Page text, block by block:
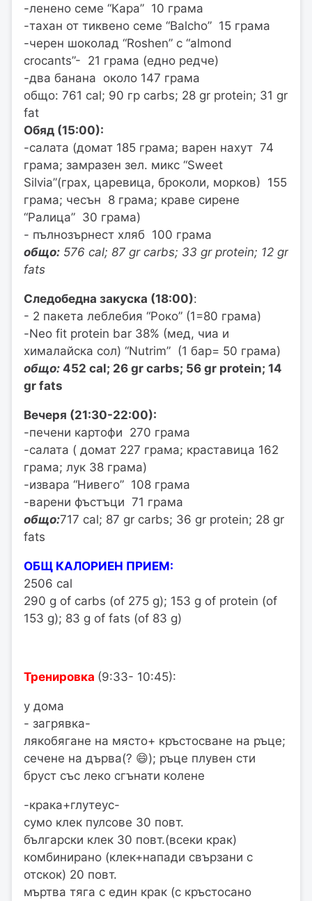
-ленено семе “Кара” 10 грама
-тахан от тиквено семе “Balcho” 15 грама
-черен шоколад “Roshen” с “almond
crocants”- 21 грама (едно редче)
-два банана около 147 грама
общо: 761 cal; 90 гр carbs; 28 gr protein; 31 gr
fat
Обяд (15:00):
-салата (домат 185 грама; варен нахут 74
грама; замразен зел. микс “Sweet
Silvia”(грах, царевица, броколи, морков) 155
грама; чесън 8 грама; краве сирене
“Ралица” 30 грама)
- пълнозърнест хляб 100 грама
общо: 576 cal; 87 gr carbs; 33 gr protein; 12 gr
fats
Следобедна закуска (18:00):
- 2 пакета леблебия “Роко” (1=80 грама)
-Neo fit protein bar 38% (мед, чиа и
хималайска сол) “Nutrim” (1 бар= 50 грама)
общо: 452 cal; 26 gr carbs; 56 gr protein; 14
gr fats
Вечеря (21:30-22:00):
-печени картофи 270 грама
-салата ( домат 227 грама; краставица 162
грама; лук 38 грама)
-извара “Нивего” 108 грама
-варени фъстъци 71 грама
общо:717 cal; 87 gr carbs; 36 gr protein; 28 gr
fats
OБЩ КАЛОРИЕН ПРИЕМ:
2506 cal
290 g of carbs (of 275 g); 153 g of protein (of
153 g); 83 g of fats (of 83 g)
Тренировка (9:33- 10:45):
у дома
- загрявка-
лякобягане на място+ кръстосване на ръце;
сечене на дърва(? 😄); ръце плувен сти
бруст със леко сгънати колене
-крака+глутеус-
сумо клек пулсове 30 повт.
български клек 30 повт.(всеки крак)
комбинирано (клек+напади свързани с
отскок) 20 повт.
мъртва тяга с един крак (с кръстосано